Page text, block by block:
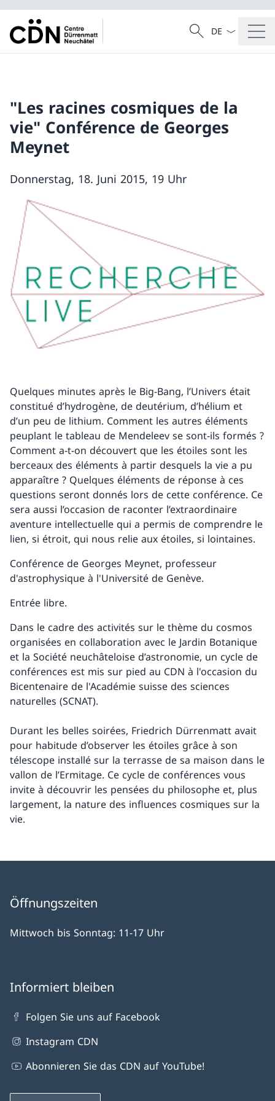
Suche
Suche
Sprach
"Les racines cosmiques de la
vie" Conférence de Georges
Meynet
Donnerstag, 18. Juni 2015, 19 Uhr
Quelques minutes après le Big-Bang, l’Univers était
constitué d’hydrogène, de deutérium, d’hélium et
d’un peu de lithium. Comment les autres éléments
peuplant le tableau de Mendeleev se sont-ils formés ?
Comment a-t-on découvert que les étoiles sont les
berceaux des éléments à partir desquels la vie a pu
apparaître ? Quelques éléments de réponse à ces
questions seront donnés lors de cette conférence. Ce
sera aussi l’occasion de raconter l’extraordinaire
aventure intellectuelle qui a permis de comprendre le
lien, si étroit, qui nous relie aux étoiles, si lointaines.
Conférence de Georges Meynet, professeur
d'astrophysique à l'Université de Genève.
Entrée libre.
Dans le cadre des activités sur le thème du cosmos
organisées en collaboration avec le Jardin Botanique
et la Société neuchâteloise d’astronomie, un cycle de
conférences est mis sur pied au CDN à l'occasion du
Bicentenaire de l'Académie suisse des sciences
naturelles (SCNAT).
Durant les belles soirées, Friedrich Dürrenmatt avait
pour habitude d’observer les étoiles grâce à son
télescope installé sur la terrasse de sa maison dans le
vallon de l’Ermitage. Ce cycle de conférences vous
invite à découvrir les pensées du philosophe et, plus
largement, la nature des influences cosmiques sur la
vie.
Öffnungszeiten
Mittwoch bis Sonntag: 11-17 Uhr
Informiert bleiben
Folgen Sie uns auf Facebook
Instagram CDN
Abonnieren Sie das CDN auf YouTube!